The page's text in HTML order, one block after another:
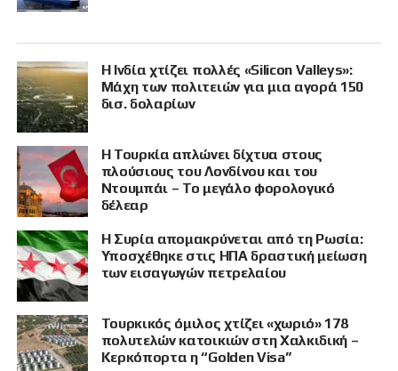
Η Ινδία χτίζει πολλές «Silicon Valleys»:
Μάχη των πολιτειών για μια αγορά 150
δισ. δολαρίων
Η Τουρκία απλώνει δίχτυα στους
πλούσιους του Λονδίνου και του
Ντουμπάι – Το μεγάλο φορολογικό
δέλεαρ
Η Συρία απομακρύνεται από τη Ρωσία:
Υποσχέθηκε στις ΗΠΑ δραστική μείωση
των εισαγωγών πετρελαίου
Τουρκικός όμιλος χτίζει «χωριό» 178
πολυτελών κατοικιών στη Χαλκιδική –
Κερκόπορτα η “Golden Visa”